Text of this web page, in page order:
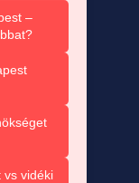
–
vs vidéki